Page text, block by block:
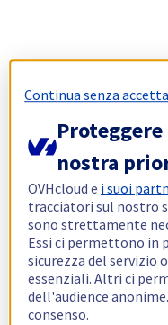
Continua senza
nostra
OVHcloud e i suoi
tracciatori sul nostro
sono strettamente
Essi ci permettono in
sicurezza del servizio
essenziali. Altri ci
dell'audience
consenso.